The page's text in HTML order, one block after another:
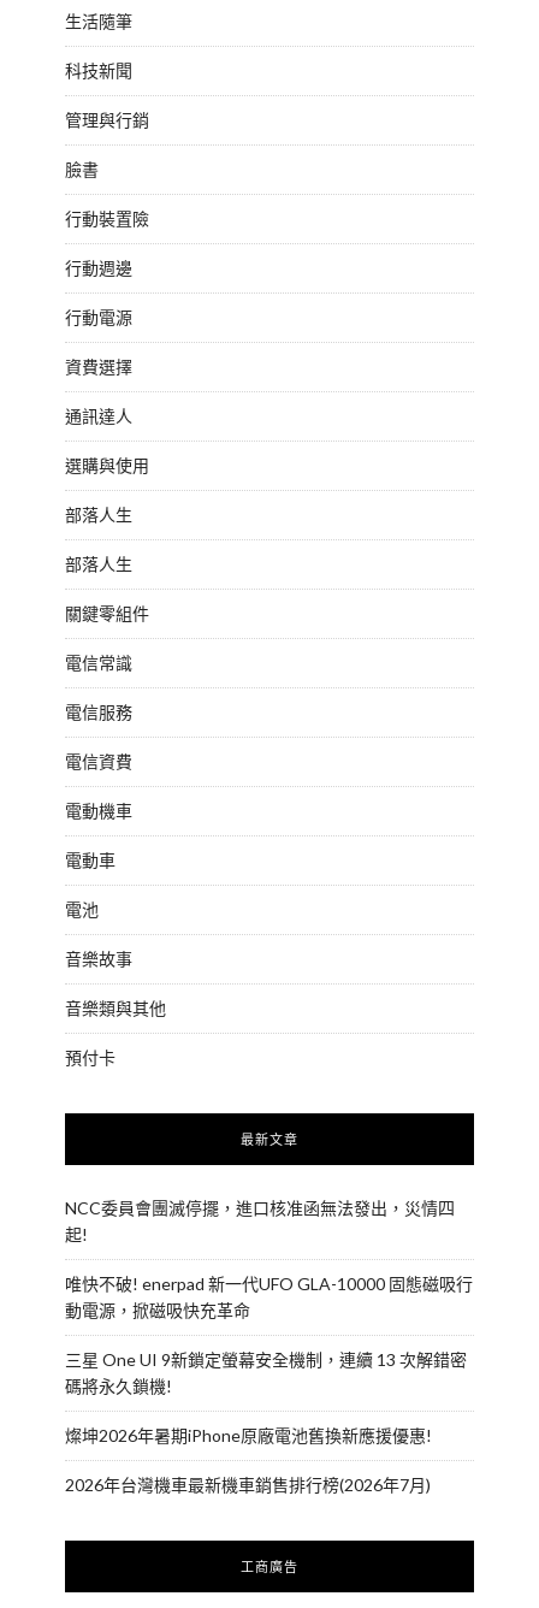
生活隨筆
科技新聞
管理與行銷
臉書
行動裝置險
行動週邊
行動電源
資費選擇
通訊達人
選購與使用
部落人生
部落人生
關鍵零組件
電信常識
電信服務
電信資費
電動機車
電動車
電池
音樂故事
音樂類與其他
預付卡
最新文章
NCC委員會團滅停擺，進口核准函無法發出，災情四
起!
唯快不破! enerpad 新一代UFO GLA-10000 固態磁吸行
動電源，掀磁吸快充革命
三星 One UI 9新鎖定螢幕安全機制，連續 13 次解錯密
碼將永久鎖機!
燦坤2026年暑期iPhone原廠電池舊換新應援優惠!
2026年台灣機車最新機車銷售排行榜(2026年7月)
工商廣告